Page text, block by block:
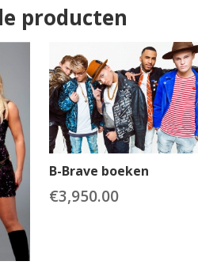
producten
B-Brave boeken
€3,950.00